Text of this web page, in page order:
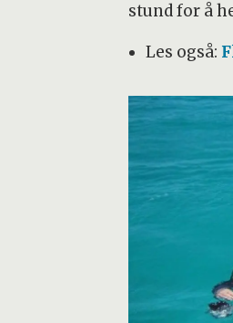
stund for å
Les også: